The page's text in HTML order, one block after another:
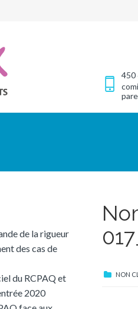
450
de la rigueur
des cas de
du RCPAQ et
2020
NON